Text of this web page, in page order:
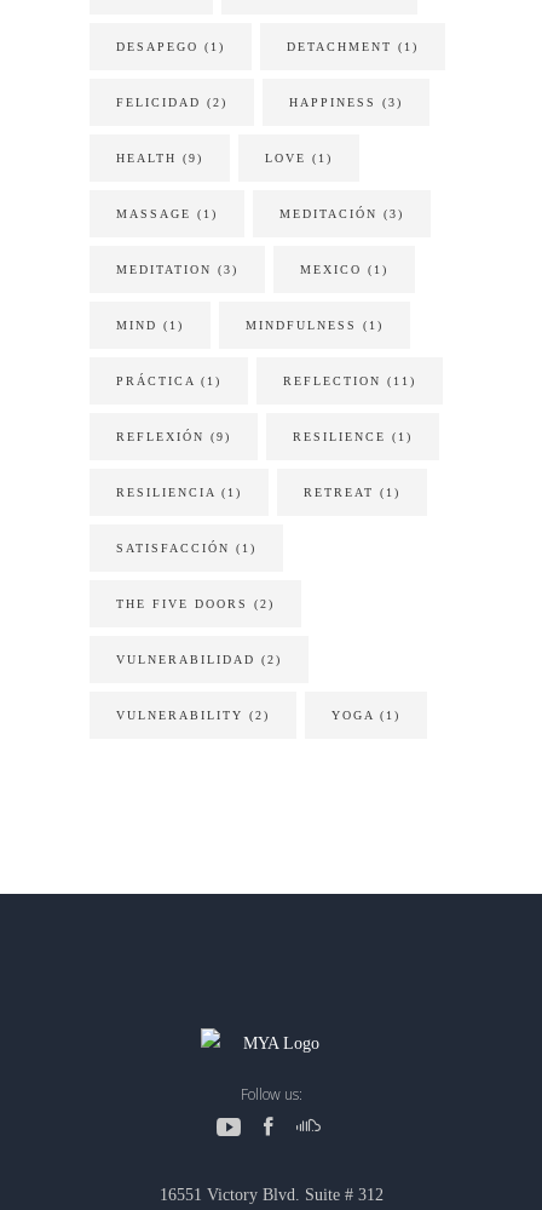
DESAPEGO (1) DETACHMENT (1)
FELICIDAD (2) HAPPINESS (3)
HEALTH (9) LOVE (1)
MASSAGE (1) MEDITACIÓN (3)
MEDITATION (3) MEXICO (1)
MIND (1) MINDFULNESS (1)
PRÁCTICA (1) REFLECTION (11)
REFLEXIÓN (9) RESILIENCE (1)
RESILIENCIA (1) RETREAT (1)
SATISFACCIÓN (1)
THE FIVE DOORS (2)
VULNERABILIDAD (2)
VULNERABILITY (2) YOGA (1)
Follow us:
16551 Victory Blvd. Suite # 312